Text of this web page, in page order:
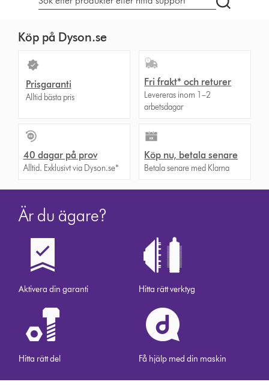
Sök
Köp på Dyson.se
Prisgaranti
Alltid bästa pris
Fri frakt* och returer
Levereras inom 1–2
arbetsdagar
40 dagar på prov
Alltid. Exklusivt via Dyson.se*
Köp nu, betala senare
Betala senare med Klarna
Är du ägare?
Aktivera din garanti Hitta rätt verktyg
Hitta rätt del Få hjälp med din maskin